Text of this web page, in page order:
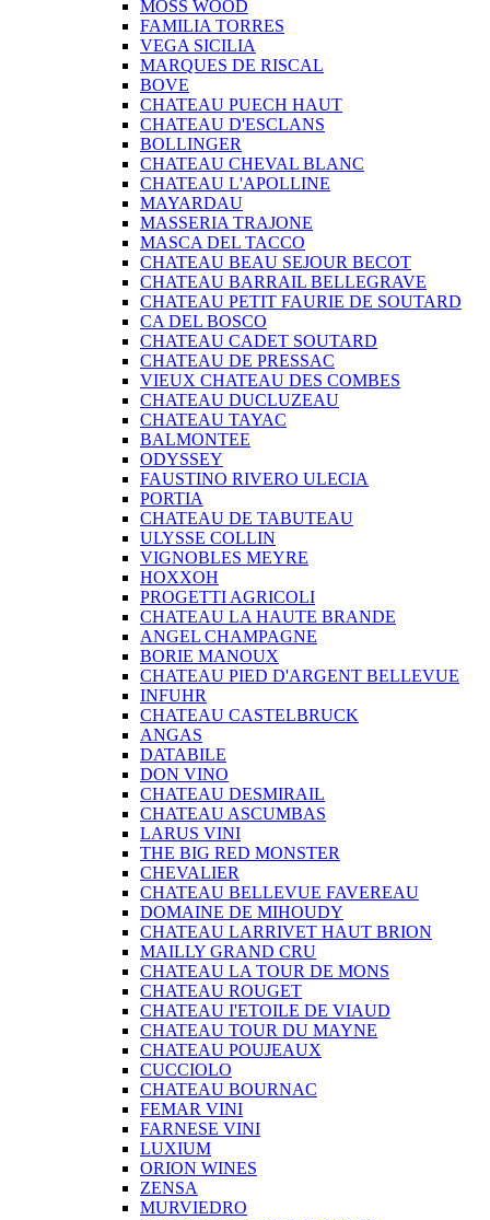
MOSS WOOD
FAMILIA TORRES
VEGA SICILIA
MARQUES DE RISCAL
BOVE
CHATEAU PUECH HAUT
CHATEAU D'ESCLANS
BOLLINGER
CHATEAU CHEVAL BLANC
CHATEAU L'APOLLINE
MAYARDAU
MASSERIA TRAJONE
MASCA DEL TACCO
CHATEAU BEAU SEJOUR BECOT
CHATEAU BARRAIL BELLEGRAVE
CHATEAU PETIT FAURIE DE SOUTARD
CA DEL BOSCO
CHATEAU CADET SOUTARD
CHATEAU DE PRESSAC
VIEUX CHATEAU DES COMBES
CHATEAU DUCLUZEAU
CHATEAU TAYAC
BALMONTEE
ODYSSEY
FAUSTINO RIVERO ULECIA
PORTIA
CHATEAU DE TABUTEAU
ULYSSE COLLIN
VIGNOBLES MEYRE
HOXXOH
PROGETTI AGRICOLI
CHATEAU LA HAUTE BRANDE
ANGEL CHAMPAGNE
BORIE MANOUX
CHATEAU PIED D'ARGENT BELLEVUE
INFUHR
CHATEAU CASTELBRUCK
ANGAS
DATABILE
DON VINO
CHATEAU DESMIRAIL
CHATEAU ASCUMBAS
LARUS VINI
THE BIG RED MONSTER
CHEVALIER
CHATEAU BELLEVUE FAVEREAU
DOMAINE DE MIHOUDY
CHATEAU LARRIVET HAUT BRION
MAILLY GRAND CRU
CHATEAU LA TOUR DE MONS
CHATEAU ROUGET
CHATEAU I'ETOILE DE VIAUD
CHATEAU TOUR DU MAYNE
CHATEAU POUJEAUX
CUCCIOLO
CHATEAU BOURNAC
FEMAR VINI
FARNESE VINI
LUXIUM
ORION WINES
ZENSA
MURVIEDRO